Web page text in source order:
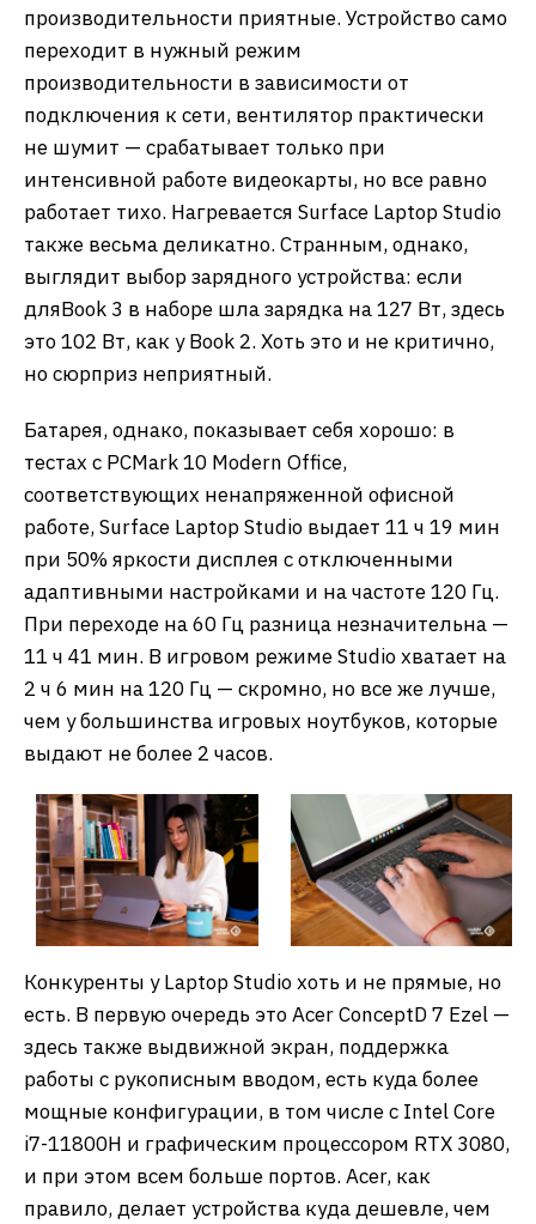
производительности приятные. Устройство само
переходит в нужный режим
производительности в зависимости от
подключения к сети, вентилятор практически
не шумит — срабатывает только при
интенсивной работе видеокарты, но все равно
работает тихо. Нагревается Surface Laptop Studio
также весьма деликатно. Странным, однако,
выглядит выбор зарядного устройства: если
дляBook 3 в наборе шла зарядка на 127 Вт, здесь
это 102 Вт, как у Book 2. Хоть это и не критично,
но сюрприз неприятный.
Батарея, однако, показывает себя хорошо: в
тестах с PCMark 10 Modern Office,
соответствующих ненапряженной офисной
работе, Surface Laptop Studio выдает 11 ч 19 мин
при 50% яркости дисплея с отключенными
адаптивными настройками и на частоте 120 Гц.
При переходе на 60 Гц разница незначительна —
11 ч 41 мин. В игровом режиме Studio хватает на
2 ч 6 мин на 120 Гц — скромно, но все же лучше,
чем у большинства игровых ноутбуков, которые
выдают не более 2 часов.
Конкуренты у Laptop Studio хоть и не прямые, но
есть. В первую очередь это Acer ConceptD 7 Ezel —
здесь также выдвижной экран, поддержка
работы с рукописным вводом, есть куда более
мощные конфигурации, в том числе с Intel Core
i7-11800H и графическим процессором RTX 3080,
и при этом всем больше портов. Acer, как
правило, делает устройства куда дешевле, чем